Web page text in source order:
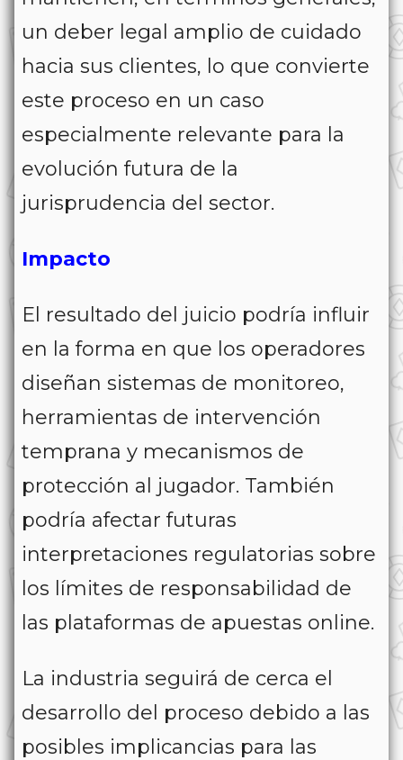
un deber legal amplio de cuidado
hacia sus clientes, lo que convierte
este proceso en un caso
especialmente relevante para la
evolución futura de la
jurisprudencia del sector.
Impacto
El resultado del juicio podría influir
en la forma en que los operadores
diseñan sistemas de monitoreo,
herramientas de intervención
temprana y mecanismos de
protección al jugador. También
podría afectar futuras
interpretaciones regulatorias sobre
los límites de responsabilidad de
las plataformas de apuestas online.
La industria seguirá de cerca el
desarrollo del proceso debido a las
posibles implicancias para las